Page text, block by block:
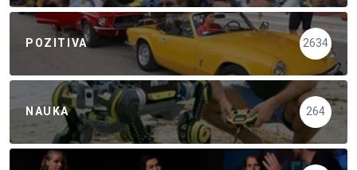
POZITIVA 2634
NAUKA 264